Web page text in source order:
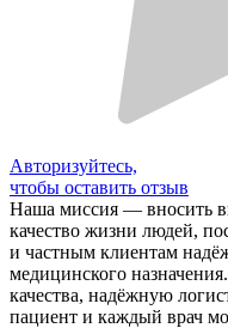
Авторизуйтесь,
чтобы оставить отзыв
Наша миссия — вносить
качество жизни людей,
и частным клиентам
медицинского
качества, надёжную
пациент и каждый врач